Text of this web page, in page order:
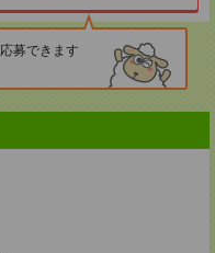
募できます